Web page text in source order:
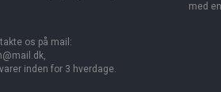
os på mail:
inden for 3 hverdage.
med